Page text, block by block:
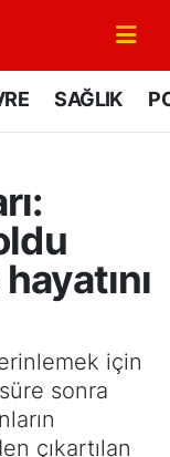
SAĞLIK
için
sonra
çıkartılan